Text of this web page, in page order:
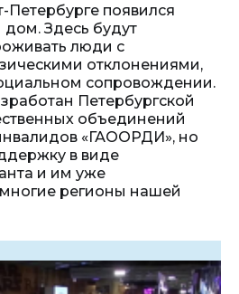
Петербурге появился
Здесь будут
люди с
отклонениями,
сопровождении.
Петербургской
объединений
«ГАООРДИ», но
в виде
и им уже
регионы нашей